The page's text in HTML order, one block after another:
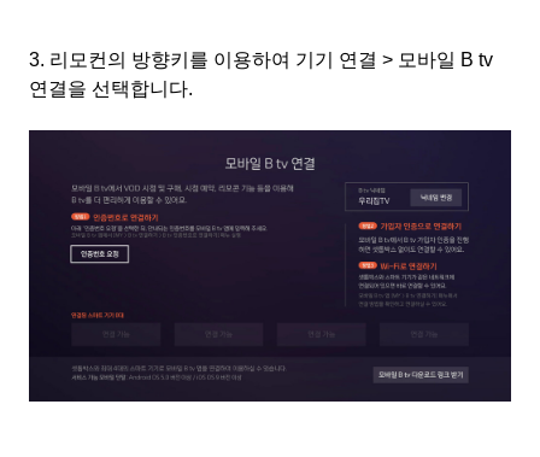
3. 리모컨의 방향키를 이용하여 기기 연결 > 모바일 B tv
연결을 선택합니다.